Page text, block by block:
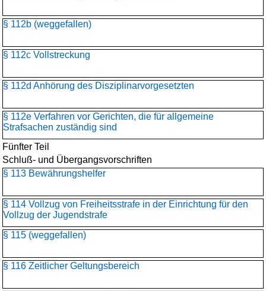
§ 112b (weggefallen)
§ 112c Vollstreckung
§ 112d Anhörung des Disziplinarvorgesetzten
§ 112e Verfahren vor Gerichten, die für allgemeine
Strafsachen zuständig sind
Fünfter Teil
Schluß- und Übergangsvorschriften
§ 113 Bewährungshelfer
§ 114 Vollzug von Freiheitsstrafe in der Einrichtung für den
Vollzug der Jugendstrafe
§ 115 (weggefallen)
§ 116 Zeitlicher Geltungsbereich